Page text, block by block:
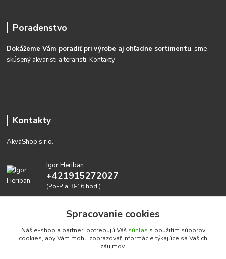
Poradenstvo
Dokážeme Vám poradiť pri výrobe aj ohľadne sortimentu, sme
skúsený akvaristi a teraristi.Kontakty
Kontakty
AkvaShop s.r.o.
Igor Heriban
+421915272027
(Po-Pia, 8-16 hod.)
Spracovanie cookies
Náš e-shop a partneri potrebujú Váš súhlas s použitím súborov
cookies, aby Vám mohli zobrazovať informácie týkajúce sa Vašich
záujmov.